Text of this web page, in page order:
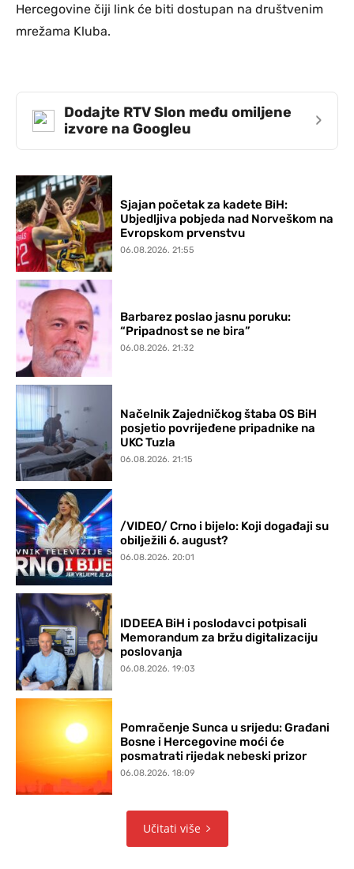
Hercegovine čiji link će biti dostupan na društvenim
mrežama Kluba.
Dodajte RTV Slon među omiljene
izvore na Googleu
›
Sjajan početak za kadete BiH:
Ubjedljiva pobjeda nad Norveškom na
Evropskom prvenstvu
06.08.2026. 21:55
Barbarez poslao jasnu poruku:
“Pripadnost se ne bira”
06.08.2026. 21:32
Načelnik Zajedničkog štaba OS BiH
posjetio povrijeđene pripadnike na
UKC Tuzla
06.08.2026. 21:15
/VIDEO/ Crno i bijelo: Koji događaji su
obilježili 6. august?
06.08.2026. 20:01
IDDEEA BiH i poslodavci potpisali
Memorandum za bržu digitalizaciju
poslovanja
06.08.2026. 19:03
Pomračenje Sunca u srijedu: Građani
Bosne i Hercegovine moći će
posmatrati rijedak nebeski prizor
06.08.2026. 18:09
Učitati više